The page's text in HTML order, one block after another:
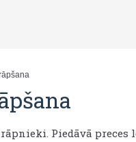
Piedāvā preces